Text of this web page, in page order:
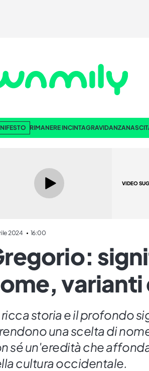
RIMANERE INCINTAGRAVIDANZA
VIDEO
2024 16:00
varianti
ricca storia e il profondo
una scelta di
sé un'eredità che
cultura occidentale.